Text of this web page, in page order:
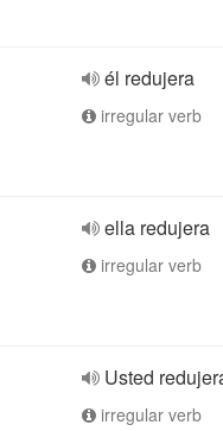
él redujera
irregular verb
ella redujera
irregular verb
Usted
irregular verb